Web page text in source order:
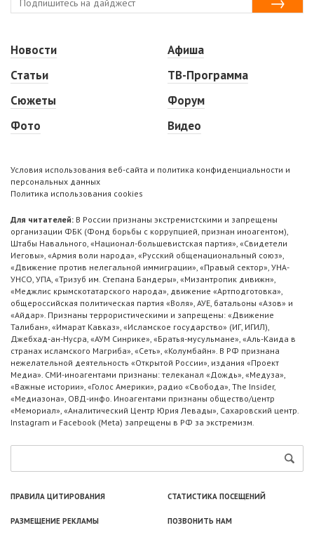
Новости
Статьи
Сюжеты
Фото
Афиша
ТВ-Программа
Форум
Видео
Условия использования веб-сайта и политика конфиденциальности и
персональных данных
Политика использования cookies
Для читателей: В России признаны экстремистскими и запрещены
организации ФБК (Фонд борьбы с коррупцией, признан иноагентом),
Штабы Навального, «Национал-большевистская партия», «Свидетели
Иеговы», «Армия воли народа», «Русский общенациональный союз»,
«Движение против нелегальной иммиграции», «Правый сектор», УНА-
УНСО, УПА, «Тризуб им. Степана Бандеры», «Мизантропик дивижн»,
«Меджлис крымскотатарского народа», движение «Артподготовка»,
общероссийская политическая партия «Воля», АУЕ, батальоны «Азов» и
«Айдар». Признаны террористическими и запрещены: «Движение
Талибан», «Имарат Кавказ», «Исламское государство» (ИГ, ИГИЛ),
Джебхад-ан-Нусра, «АУМ Синрике», «Братья-мусульмане», «Аль-Каида в
странах исламского Магриба», «Сеть», «Колумбайн». В РФ признана
нежелательной деятельность «Открытой России», издания «Проект
Медиа». СМИ-иноагентами признаны: телеканал «Дождь», «Медуза»,
«Важные истории», «Голос Америки», радио «Свобода», The Insider,
«Медиазона», ОВД-инфо. Иноагентами признаны общество/центр
«Мемориал», «Аналитический Центр Юрия Левады», Сахаровский центр.
Instagram и Facebook (Metа) запрещены в РФ за экстремизм.
ПРАВИЛА ЦИТИРОВАНИЯ СТАТИСТИКА ПОСЕЩЕНИЙ
РАЗМЕЩЕНИЕ РЕКЛАМЫ ПОЗВОНИТЬ НАМ